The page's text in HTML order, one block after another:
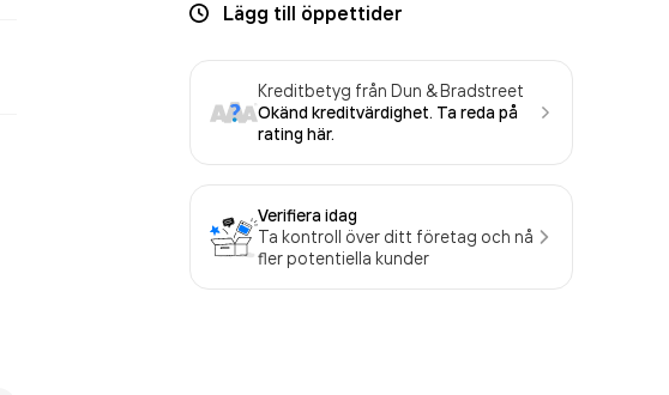
Lägg till öppettider
Kreditbetyg från Dun & Bradstreet
Okänd kreditvärdighet. Ta reda på
rating här.
Verifiera idag
Ta kontroll över ditt företag och nå
fler potentiella kunder